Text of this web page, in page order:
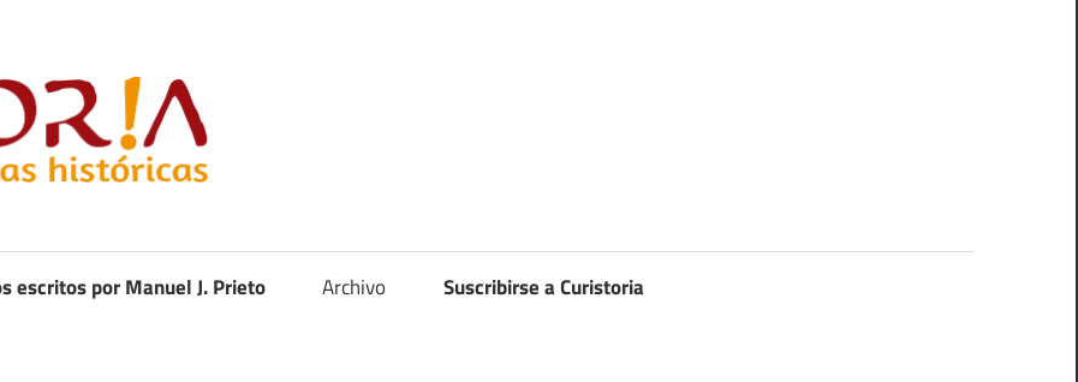
escritos por Manuel J. Prieto Archivo Suscribirse a Curistoria